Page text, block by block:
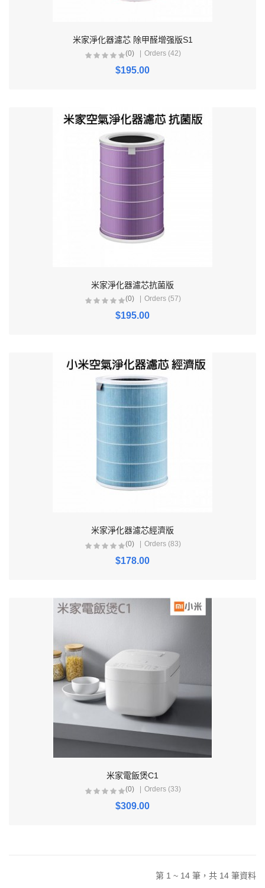
米家淨化器濾芯 除甲醛增强版S1
(0) Orders (42)
$195.00
米家淨化器濾芯抗菌版
(0) Orders (57)
$195.00
米家淨化器濾芯經濟版
(0) Orders (83)
$178.00
米家電飯煲C1
(0) Orders (33)
$309.00
第 1 ~ 14 筆，共 14 筆資料